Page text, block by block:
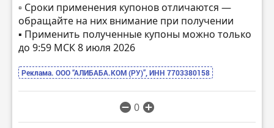
▫️ Сроки применения купонов отличаются —
обращайте на них внимание при получении
▪️ Применить полученные купоны можно только
до 9:59 МСК 8 июля 2026
Реклама. ООО “АЛИБАБА.КОМ (РУ)”, ИНН 7703380158
0